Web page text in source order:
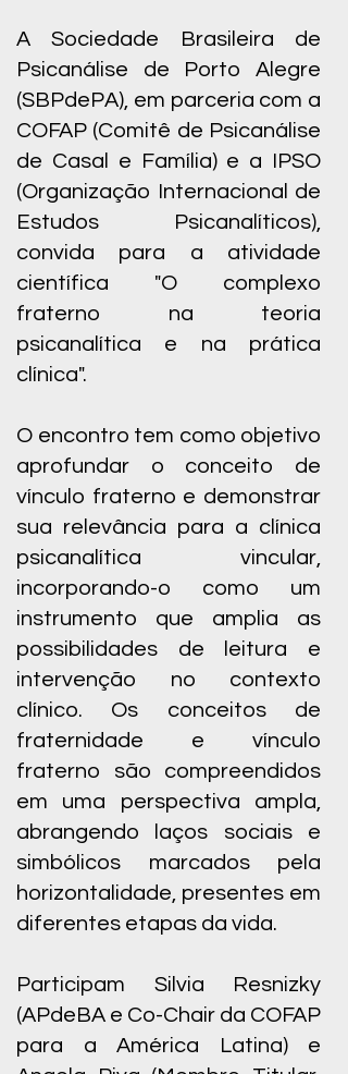
A Sociedade Brasileira de
Psicanálise de Porto Alegre
(SBPdePA), em parceria com a
COFAP (Comitê de Psicanálise
de Casal e Família) e a IPSO
(Organização Internacional de
Estudos Psicanalíticos),
convida para a atividade
científica "O complexo
fraterno na teoria
psicanalítica e na prática
clínica".
O encontro tem como objetivo
aprofundar o conceito de
vínculo fraterno e demonstrar
sua relevância para a clínica
psicanalítica vincular,
incorporando-o como um
instrumento que amplia as
possibilidades de leitura e
intervenção no contexto
clínico. Os conceitos de
fraternidade e vínculo
fraterno são compreendidos
em uma perspectiva ampla,
abrangendo laços sociais e
simbólicos marcados pela
horizontalidade, presentes em
diferentes etapas da vida.
Participam Silvia Resnizky
(APdeBA e Co-Chair da COFAP
para a América Latina) e